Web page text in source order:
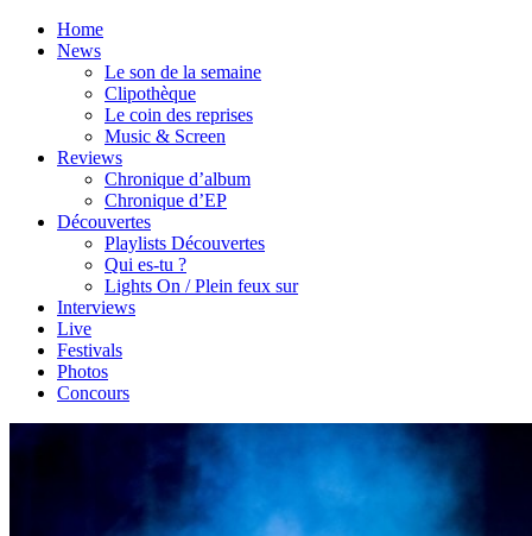
Home
News
Le son de la semaine
Clipothèque
Le coin des reprises
Music & Screen
Reviews
Chronique d’album
Chronique d’EP
Découvertes
Playlists Découvertes
Qui es-tu ?
Lights On / Plein feux sur
Interviews
Live
Festivals
Photos
Concours